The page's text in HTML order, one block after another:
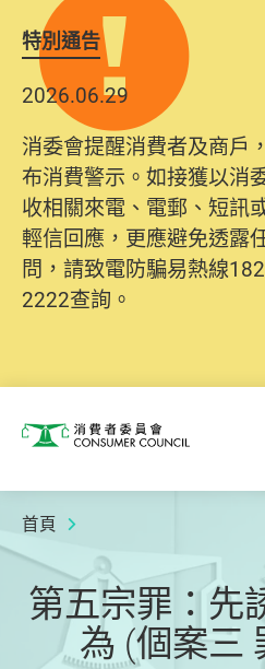
特別通告
2026.06.29
消委會提醒消費者及商戶
布消費警示。如接獲以消
收相關來電、電郵、短訊
輕信回應，更應避免透露
問，請致電防騙易熱線
2222查詢。
消費者委員會
首頁
第五宗罪：先
為 (個案三